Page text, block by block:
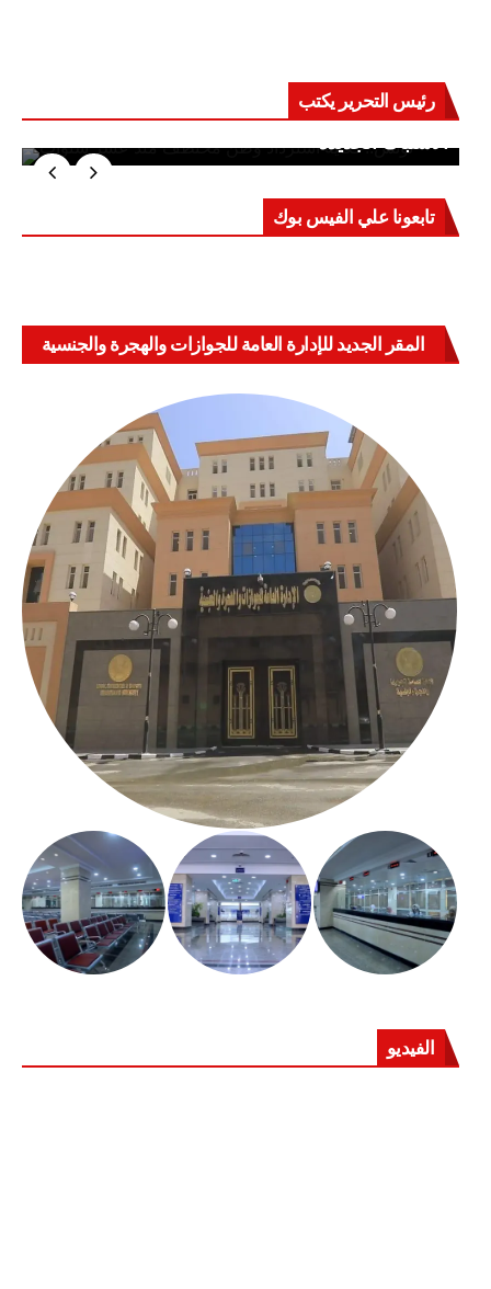
رئيس التحرير يكتب
حرب على العقول.. حادثة دمياط تكشف قواعد
الاشتباك الجديدة
تابعونا علي الفيس بوك
المقر الجديد للإدارة العامة للجوازات والهجرة والجنسية
الفيديو